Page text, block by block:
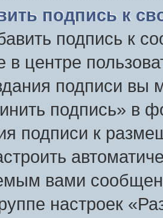
подпись к
подпись к
в центре
подписи вы
подпись» в
подписи к
вами
настроек